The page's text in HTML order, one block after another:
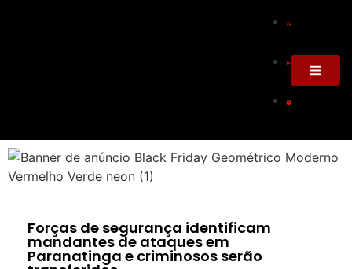
Forças de segurança identificam
mandantes de ataques em
Paranatinga e criminosos serão